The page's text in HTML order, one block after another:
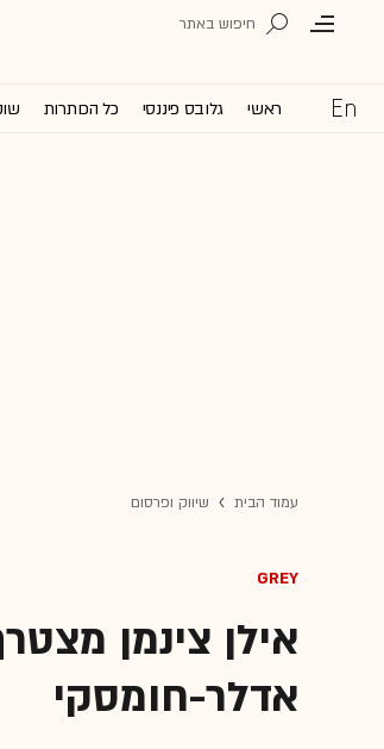
ראשי גלובס פיננסי כל הכותרות
עמוד הבית שיווק ופרסום
GREY
אילן צינמן
אדלר-חומסקי